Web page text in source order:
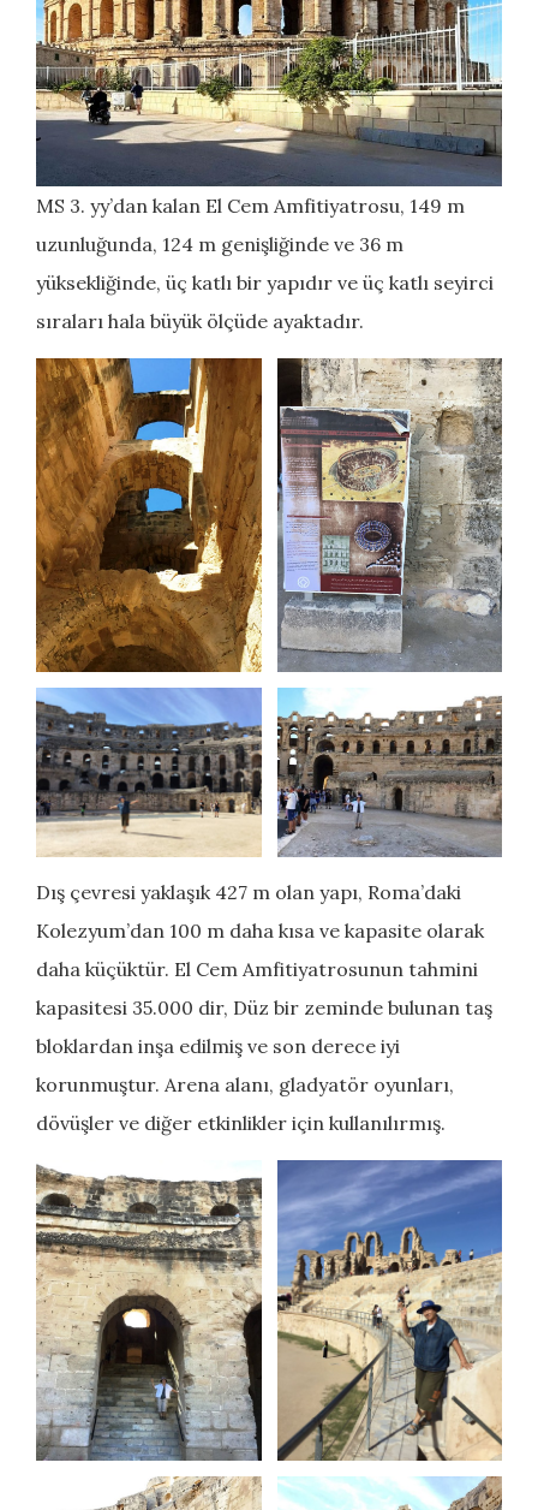
MS 3. yy’dan kalan El Cem Amfitiyatrosu, 149 m
uzunluğunda, 124 m genişliğinde ve 36 m
yüksekliğinde, üç katlı bir yapıdır ve üç katlı seyirci
sıraları hala büyük ölçüde ayaktadır.
Dış çevresi yaklaşık 427 m olan yapı, Roma’daki
Kolezyum’dan 100 m daha kısa ve kapasite olarak
daha küçüktür. El Cem Amfitiyatrosunun tahmini
kapasitesi 35.000 dir, Düz bir zeminde bulunan taş
bloklardan inşa edilmiş ve son derece iyi
korunmuştur. Arena alanı, gladyatör oyunları,
dövüşler ve diğer etkinlikler için kullanılırmış.